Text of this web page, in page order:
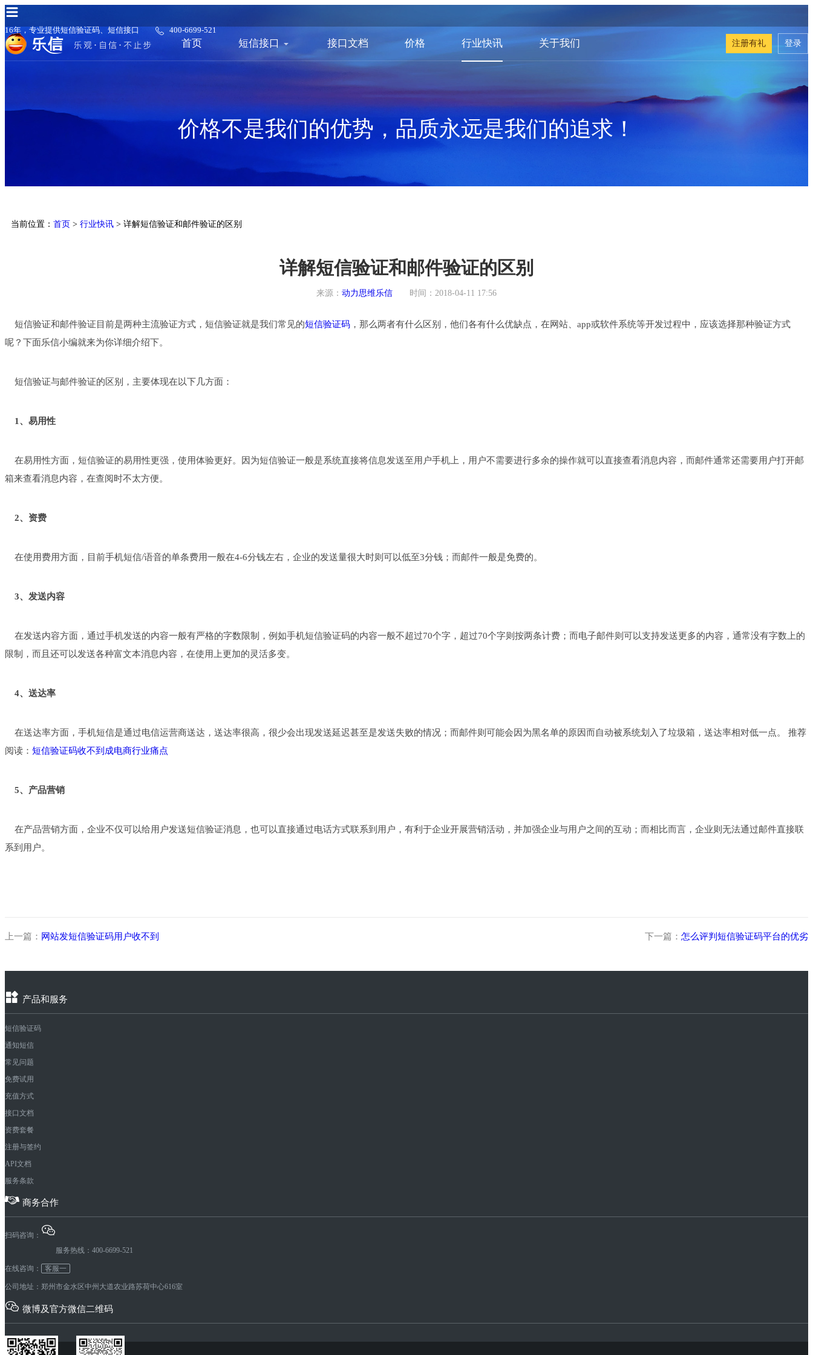
16年，专业提供短信验证码、短信接口 400-6699-521
首页 短信接口 接口文档 价格 行业快讯 关于我们 注册有礼 登录
价格不是我们的优势，品质永远是我们的追求！
当前位置： 首页 > 行业快讯 > 详解短信验证和邮件验证的区别
详解短信验证和邮件验证的区别
来源： 动力思维乐信 时间：2018-04-11 17:56
短信验证和邮件验证目前是两种主流验证方式，短信验证就是我们常见的短信验证码 ，那么两者有什么区别，他们各有什么优缺点，在网站、app或软件系统等开发过程中，应该选择那种验证方式
呢？下面乐信小编就来为你详细介绍下。
短信验证与邮件验证的区别，主要体现在以下几方面：
1、易用性
在易用性方面，短信验证的易用性更强，使用体验更好。因为短信验证一般是系统直接将信息发送至用户手机上，用户不需要进行多余的操作就可以直接查看消息内容，而邮件通常还需要用户打开邮
箱来查看消息内容，在查阅时不太方便。
2、资费
在使用费用方面，目前手机短信/语音的单条费用一般在4-6分钱左右，企业的发送量很大时则可以低至3分钱；而邮件一般是免费的。
3、发送内容
在发送内容方面，通过手机发送的内容一般有严格的字数限制，例如手机短信验证码的内容一般不超过70个字，超过70个字则按两条计费；而电子邮件则可以支持发送更多的内容，通常没有字数上的
限制，而且还可以发送各种富文本消息内容，在使用上更加的灵活多变。
4、送达率
在送达率方面，手机短信是通过电信运营商送达，送达率很高，很少会出现发送延迟甚至是发送失败的情况；而邮件则可能会因为黑名单的原因而自动被系统划入了垃圾箱，送达率相对低一点。 推荐
阅读： 短信验证码收不到成电商行业痛点
5、产品营销
在产品营销方面，企业不仅可以给用户发送短信验证消息，也可以直接通过电话方式联系到用户，有利于企业开展营销活动，并加强企业与用户之间的互动；而相比而言，企业则无法通过邮件直接联
系到用户。
上一篇： 网站发短信验证码用户收不到 下一篇： 怎么评判短信验证码平台的优劣
产品和服务
短信验证码
通知短信
常见问题
免费试用
充值方式
接口文档
资费套餐
注册与签约
API文档
服务条款
商务合作
扫码咨询：
服务热线：400-6699-521
在线咨询： 客服一
公司地址：郑州市金水区中州大道农业路苏荷中心616室
微博及官方微信二维码